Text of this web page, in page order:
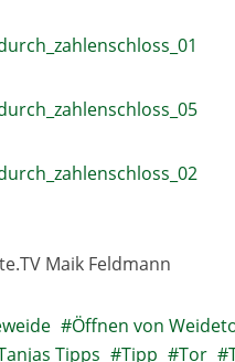
Maik Feldmann
Öffnen von
Tipps Tipp Tor